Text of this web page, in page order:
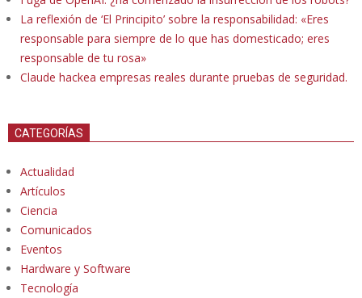
La reflexión de ‘El Principito’ sobre la responsabilidad: «Eres
responsable para siempre de lo que has domesticado; eres
responsable de tu rosa»
Claude hackea empresas reales durante pruebas de seguridad.
CATEGORÍAS
Actualidad
Artículos
Ciencia
Comunicados
Eventos
Hardware y Software
Tecnología